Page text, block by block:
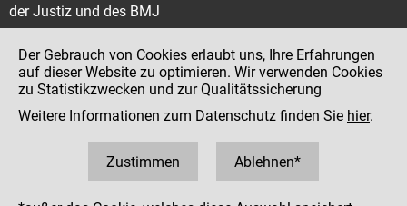
der Justiz und des BMJ
Impressum
Datenschutz
Hinweisgeber:innenplattform (für Mitarbeiter:innen)
Der Gebrauch von Cookies erlaubt uns, Ihre Erfahrungen
auf dieser Website zu optimieren. Wir verwenden Cookies
zu Statistikzwecken und zur Qualitätssicherung
Weitere Informationen zum Datenschutz finden Sie hier.
Zustimmen Ablehnen*